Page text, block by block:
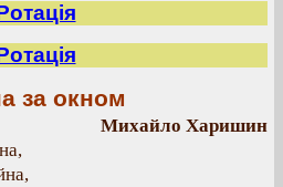
за окном
Михайло Харишин